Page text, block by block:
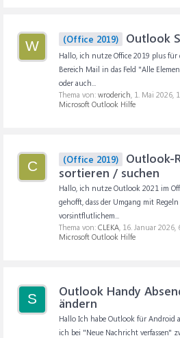
W (Office 2019) Outlook
Hallo, ich nutze Office 2019 plus
Bereich Mail in das Feld "Alle
oder auch...
Thema von: wroderich, 1. Mai 2026,
Microsoft Outlook Hilfe
C (Office 2019)
Outlook-
sortieren / suchen
Hallo, ich nutze Outlook 2021 im
gehofft, dass der Umgang mit
vorsintflutlichem...
Thema von: CLEKA, 16. Januar 2026,
Microsoft Outlook Hilfe
S
Outlook Handy
ändern
Hallo Ich habe Outlook für Android
ich bei "Neue Nachricht verfassen"